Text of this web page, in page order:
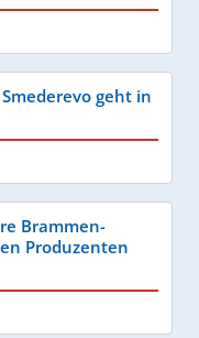
geht in
Brammen-
Produzenten